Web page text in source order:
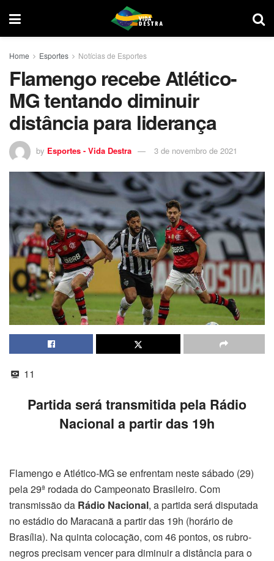
Home Esportes Notícias de Esportes
Flamengo recebe Atlético-
MG tentando diminuir
distância para liderança
by Esportes - Vida Destra 3 de novembro de 2021
11
Partida será transmitida pela Rádio
Nacional a partir das 19h
Flamengo e Atlético-MG se enfrentam neste sábado (29)
pela 29ª rodada do Campeonato Brasileiro. Com
transmissão da Rádio Nacional, a partida será disputada
no estádio do Maracanã a partir das 19h (horário de
Brasília). Na quinta colocação, com 46 pontos, os rubro-
negros precisam vencer para diminuir a distância para o